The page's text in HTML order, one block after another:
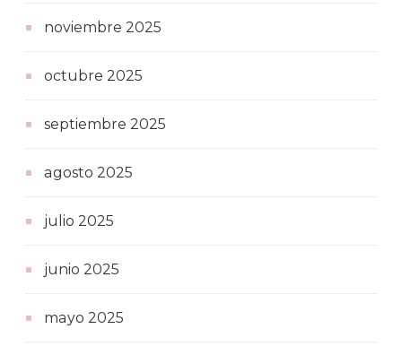
noviembre 2025
octubre 2025
septiembre 2025
agosto 2025
julio 2025
junio 2025
mayo 2025